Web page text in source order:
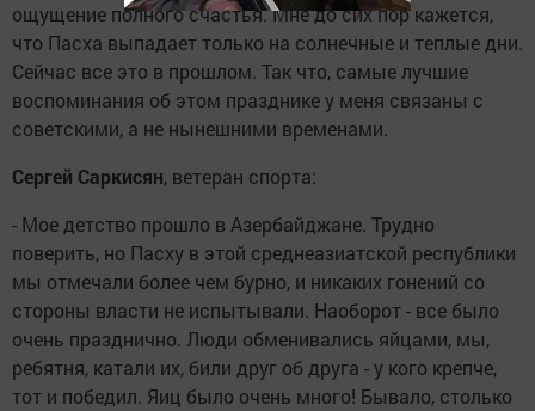
ощущение полного счастья. Мне до сих пор кажется,
что Пасха выпадает только на солнечные и теплые дни.
Сейчас все это в прошлом. Так что, самые лучшие
воспоминания об этом празднике у меня связаны с
советскими, а не нынешними временами.
Сергей Саркисян, ветеран спорта:
- Мое детство прошло в Азербайджане. Трудно
поверить, но Пасху в этой среднеазиатской республики
мы отмечали более чем бурно, и никаких гонений со
стороны власти не испытывали. Наоборот - все было
очень празднично. Люди обменивались яйцами, мы,
ребятня, катали их, били друг об друга - у кого крепче,
тот и победил. Яиц было очень много! Бывало, столько